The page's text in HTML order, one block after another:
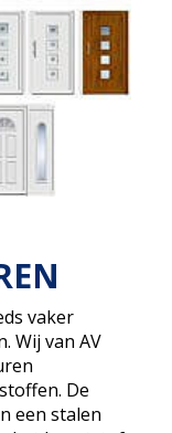
vaker
Wij van AV
De
een stalen